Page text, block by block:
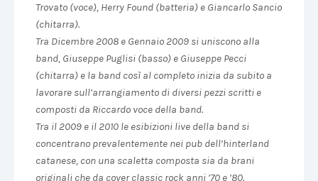
Trovato (voce), Herry Found (batteria) e Giancarlo Sancio
(chitarra).
Tra Dicembre 2008 e Gennaio 2009 si uniscono alla
band, Giuseppe Puglisi (basso) e Giuseppe Pecci
(chitarra) e la band così al completo inizia da subito a
lavorare sull’arrangiamento di diversi pezzi scritti e
composti da Riccardo voce della band.
Tra il 2009 e il 2010 le esibizioni live della band si
concentrano prevalentemente nei pub dell’hinterland
catanese, con una scaletta composta sia da brani
originali che da cover classic rock anni ’70 e ’80.